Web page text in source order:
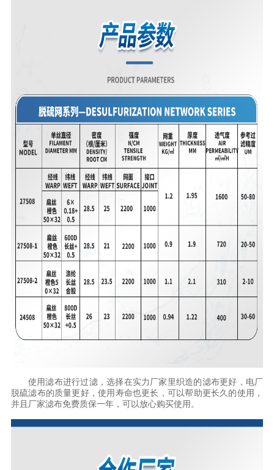
使用滤布进行过滤，选择在实力厂家里织造的滤布更好，电厂
脱硫滤布的质量更好，使用寿命也更长，可以帮助更长久的使用，
并且厂家滤布免费质保一年，可以放心购买使用。